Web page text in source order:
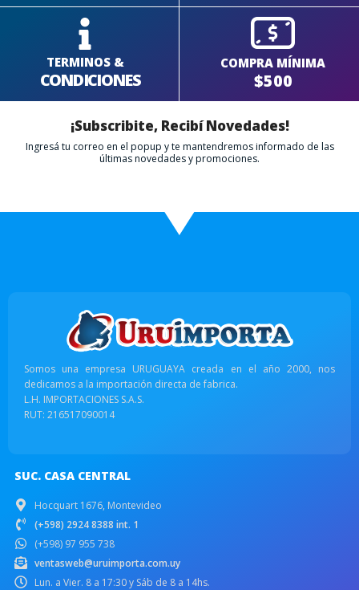
TERMINOS &
CONDICIONES
COMPRA MÍNIMA
$500
¡Subscribite, Recibí Novedades!
Ingresá tu correo en el popup y te mantendremos informado de las
últimas novedades y promociones.
Somos una empresa URUGUAYA creada en el año 2000, nos
dedicamos a la importación directa de fabrica.
L.H. IMPORTACIONES S.A.S.
RUT: 216517090014
SUC. CASA CENTRAL
Hocquart 1676, Montevideo
(+598) 2924 8388 int. 1
(+598) 97 955 738
ventasweb@uruimporta.com.uy
Lun. a Vier. 8 a 17:30 y Sáb de 8 a 14hs.